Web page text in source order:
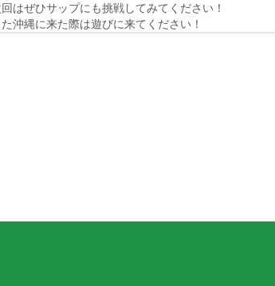
回はぜひサップにも挑戦してみてください！
た沖縄に来た際は遊びに来てください！